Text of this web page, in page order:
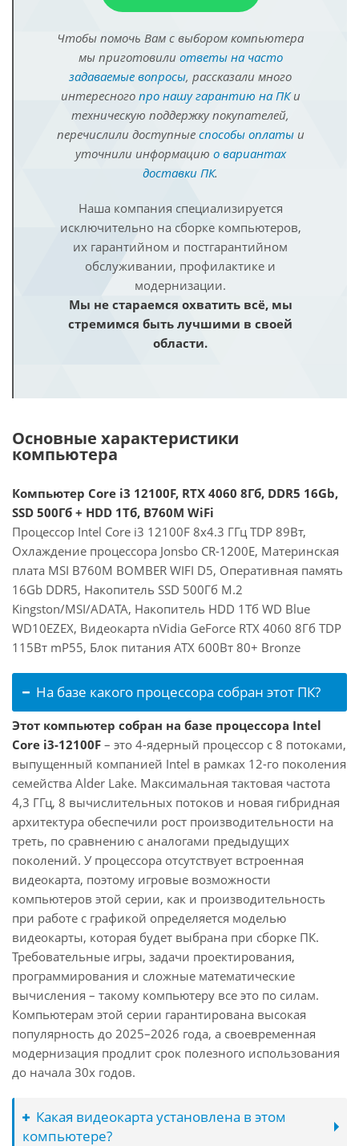
Чтобы помочь Вам с выбором компьютера
мы приготовили ответы на часто
задаваемые вопросы, рассказали много
интересного про нашу гарантию на ПКи
техническую поддержку покупателей,
перечислили доступные способы оплатыи
уточнили информацию о вариантах
доставки ПК.
Наша компания специализируется
исключительно на сборке компьютеров,
их гарантийном и постгарантийном
обслуживании, профилактике и
модернизации.
Мы не стараемся охватить всё, мы
стремимся быть лучшими в своей
области.
Основные характеристики
компьютера
Компьютер Core i3 12100F, RTX 4060 8Гб, DDR5 16Gb,
SSD 500Гб + HDD 1Тб, B760M WiFi
Процессор Intel Core i3 12100F 8x4.3 ГГц TDP 89Вт,
Охлаждение процессора Jonsbo CR-1200E, Материнская
плата MSI B760M BOMBER WIFI D5, Оперативная память
16Gb DDR5, Накопитель SSD 500Гб M.2
Kingston/MSI/ADATA, Накопитель HDD 1Тб WD Blue
WD10EZEX, Видеокарта nVidia GeForce RTX 4060 8Гб TDP
115Вт mP55, Блок питания ATX 600Вт 80+ Bronze
На базе какого процессора собран этот ПК?
Этот компьютер собран на базе процессора Intel
Core i3-12100F – это 4-ядерный процессор с 8 потоками,
выпущенный компанией Intel в рамках 12-го поколения
семейства Alder Lake. Максимальная тактовая частота
4,3 ГГц, 8 вычислительных потоков и новая гибридная
архитектура обеспечили рост производительности на
треть, по сравнению с аналогами предыдущих
поколений. У процессора отсутствует встроенная
видеокарта, поэтому игровые возможности
компьютеров этой серии, как и производительность
при работе с графикой определяется моделью
видеокарты, которая будет выбрана при сборке ПК.
Требовательные игры, задачи проектирования,
программирования и сложные математические
вычисления – такому компьютеру все это по силам.
Компьютерам этой серии гарантирована высокая
популярность до 2025–2026 года, а своевременная
модернизация продлит срок полезного использования
до начала 30х годов.
Какая видеокарта установлена в этом
компьютере?